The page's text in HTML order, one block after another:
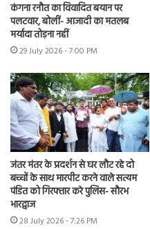
कंगना रनौत का विवादित बयान पर
पलटवार, बोलीं- आजादी का मतलब
मर्यादा तोड़ना नहीं
29 July 2026 - 7:00 PM
जंतर मंतर के प्रदर्शन से घर लौट रहे दो
बच्चों के साथ मारपीट करने वाले सत्यम
पंडित को गिरफ्तार करे पुलिस- सौरभ
भारद्वाज
28 July 2026 - 7:26 PM